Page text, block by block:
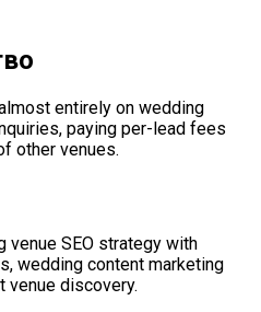
entirely on wedding
paying per-lead fees
other venues.
venue SEO strategy with
wedding content marketing
venue discovery.